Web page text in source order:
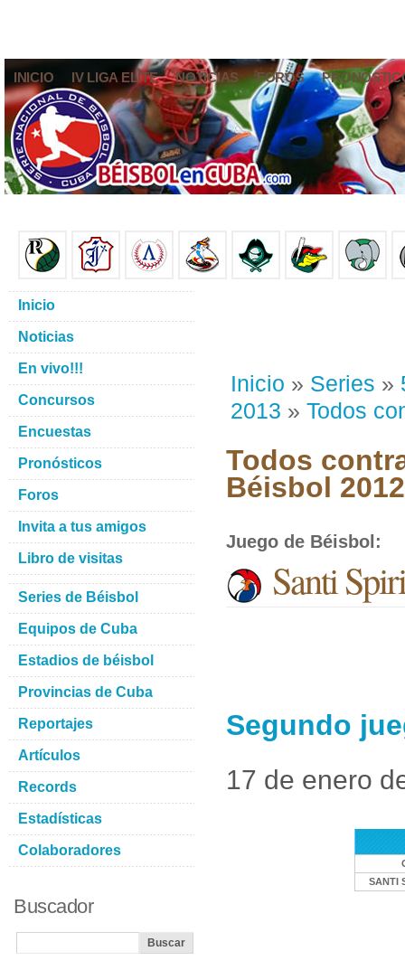
INICIO IV LIGA ELITE NOTICIAS FOROS
Inicio » Series »
2013 » Todos
Todos
Béisbol
Juego de Béisbol :
Santi
Segundo
17 de enero
SANTI
Inicio
Noticias
En vivo!!!
Concursos
Encuestas
Pronósticos
Foros
Invita a tus amigos
Libro de visitas
Series de Béisbol
Equipos de Cuba
Estadios de béisbol
Provincias de Cuba
Reportajes
Artículos
Records
Estadísticas
Colaboradores
Buscador